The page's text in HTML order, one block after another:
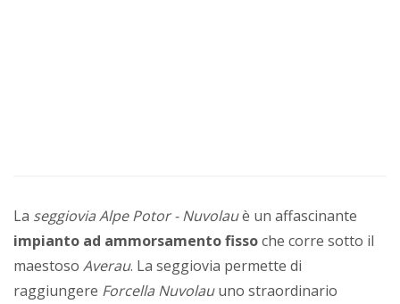
La seggiovia Alpe Potor - Nuvolauè un affascinante
impianto ad ammorsamento fissoche corre sotto il
maestoso Averau. La seggiovia permette di
raggiungere Forcella Nuvolauuno straordinario